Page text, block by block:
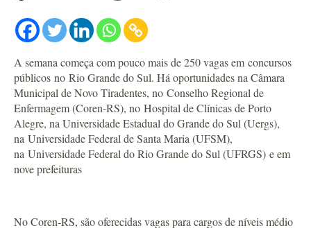
A semana começa com pouco mais de 250 vagas em concursos
públicos no Rio Grande do Sul. Há oportunidades na Câmara
Municipal de Novo Tiradentes, no Conselho Regional de
Enfermagem (Coren-RS), no Hospital de Clínicas de Porto
Alegre, na Universidade Estadual do Grande do Sul (Uergs),
na Universidade Federal de Santa Maria (UFSM),
na Universidade Federal do Rio Grande do Sul (UFRGS) e em
nove prefeituras
No Coren-RS, são oferecidas vagas para cargos de níveis médio